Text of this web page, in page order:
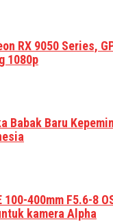
RX 9050 Series,
1080p
Babak Baru
100-400mm F5.6-8
kamera Alpha